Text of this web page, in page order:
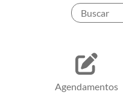
Agendamentos